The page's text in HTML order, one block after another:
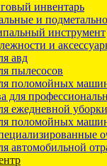
инвентарь
и
инструмент
и
авд
пылесосов
поломойных
для
ежедневной
поломойных
автомобильной